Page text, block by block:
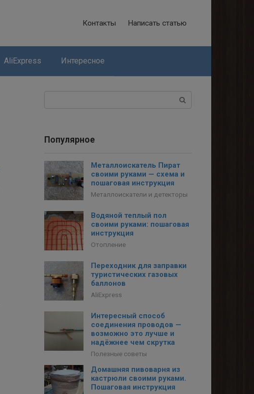
Контакты Написать статью
AliExpress Интересное
Популярное
Металлоискатель Пират
своими руками — схема и
пошаговая инструкция
Металлоискатели и детекторы
Водяной теплый пол
своими руками: пошаговая
инструкция
Отопление
Переходник для заправки
туристических газовых
баллонов
AliExpress
Интересный способ
соединения проводов —
возможно это лучше и
надёжнее чем скрутка
Полезные советы
Домашняя пивоварня из
кастрюли своими руками.
Пошаговая инструкция